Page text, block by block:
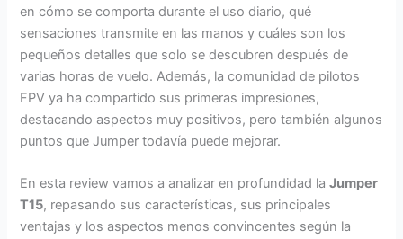
en cómo se comporta durante el uso diario, qué
sensaciones transmite en las manos y cuáles son los
pequeños detalles que solo se descubren después de
varias horas de vuelo. Además, la comunidad de pilotos
FPV ya ha compartido sus primeras impresiones,
destacando aspectos muy positivos, pero también algunos
puntos que Jumper todavía puede mejorar.
En esta review vamos a analizar en profundidad laJumper
T15, repasando sus características, sus principales
ventajas y los aspectos menos convincentes según la